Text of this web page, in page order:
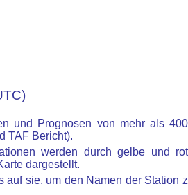
und Prognosen von mehr als
TAF Bericht).
werden durch gelbe und
dargestellt.
auf sie, um den Namen der Station